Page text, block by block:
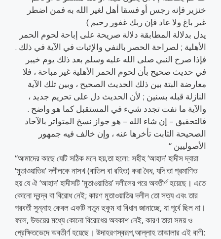
خنزير فإنه رجس أو فسقا أهل لغير الله به فمن اضطر
غير باغ ولا عاد فإن ربك غفور رحيم )
يدل بدلالة المطابقة دلالة صريحة على إباحة لحوم الحمر
الأهلية ; لصراحة الحصر بالنفي والإثبات في الآية في ذلك .
فإذا صرح النبي صلى الله عليه وسلم بعد ذلك يوم خيبر
في حديث صحيح بأن لحوم الحمر الأهلية غير مباحة ، فلا
معارضة البتة بين ذلك الحديث الصحيح ، وبين تلك الآية
النازلة قبله بسنين ; لأن الحديث دل على تحريم جديد ،
والآية ما نفت تجدد شيء في المستقبل كما هو واضح .
فالتحقيق – إن شاء الله – هو جواز نسخ المتواتر بالآحاد
الصحيحة الثابت تأخرها عنه ، وإن خالف فيه جمهور
الأصوليين “
“আমাদের কাছে যেটি সঠিক মনে হয়,তা হলো: সহীহ ‘আহাদ’ হাদীস দ্বারা
‘মুতাওয়াতির’ দলীলকে নাসখ (বাতিল বা রহিত) করা বৈধ, যদি তা প্রমাণিত
হয় যে ঐ ‘আহাদ’ হাদীসটি ‘মুতাওয়াতির’ দলীলের পরে অবতীর্ণ হয়েছে। এতে
কোনো দ্বন্দ্ব বা বিরোধ নেই; কারণ মুতাওয়াতির দলীল তো সত্য এবং তার
পরবর্তী সুন্নাহ কেবল একটি নতুন হুকুম বা বিধান জানাচ্ছে, যা পূর্বে ছিল না।
ফলে, উভয়ের মধ্যে কোনো বিরোধের অবকাশ নেই, কারণ তারা সময় ও
প্রেক্ষিতভেদে অবতীর্ণ হয়েছে। উদাহরণস্বরূপ,আল্লাহ তাআলার এই বাণী: